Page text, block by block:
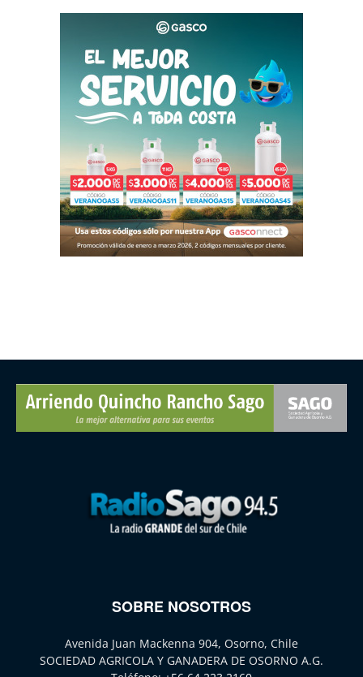
SOBRE NOSOTROS
Avenida Juan Mackenna 904, Osorno, Chile
SOCIEDAD AGRICOLA Y GANADERA DE OSORNO A.G.